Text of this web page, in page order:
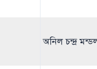
অনিল চন্দ্র